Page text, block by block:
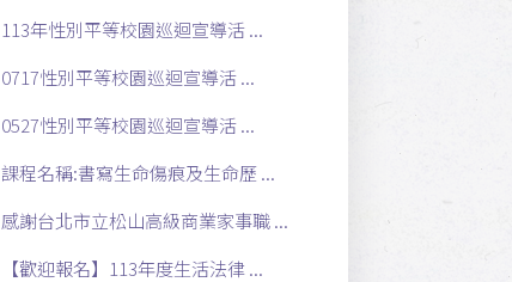
113年性別平等校園巡迴宣導活 ...
0717性別平等校園巡迴宣導活 ...
0527性別平等校園巡迴宣導活 ...
課程名稱:書寫生命傷痕及生命歷 ...
感謝台北市立松山高級商業家事職 ...
【歡迎報名】113年度生活法律 ...